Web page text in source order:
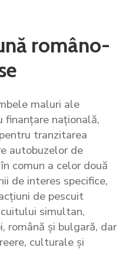
româno-
maluri ale
finanțare națională,
tranzitarea
autobuzelor de
comun a celor două
de interes specifice,
de pescuit
simultan,
română și bulgară, dar
culturale și